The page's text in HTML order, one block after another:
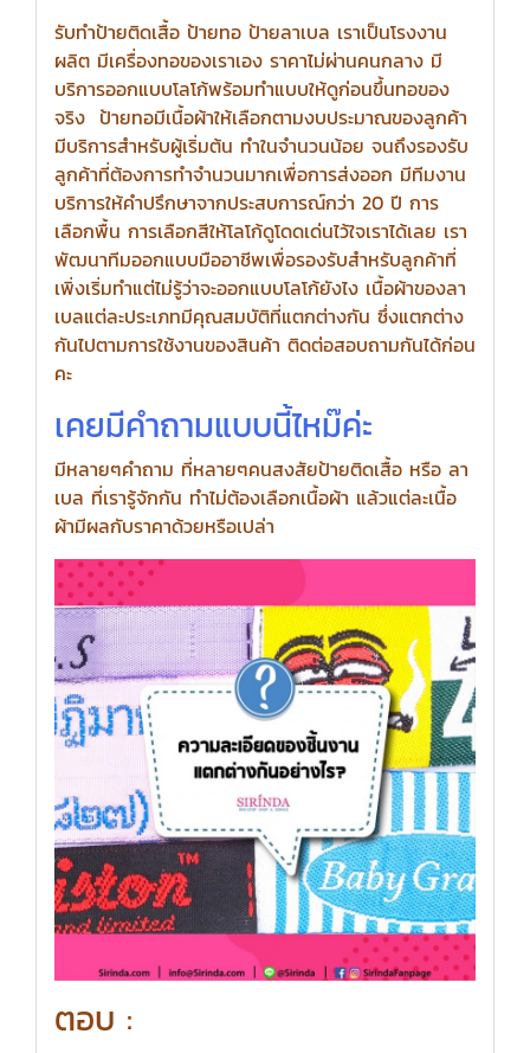
รับทำป้ายติดเสื้อ ป้ายทอ ป้ายลาเบล เราเป็นโรงงาน
ผลิต มีเครื่องทอของเราเอง ราคาไม่ผ่านคนกลาง มี
บริการออกแบบโลโก้พร้อมทำแบบให้ดูก่อนขึ้นทอของ
จริง ป้ายทอมีเนื้อผ้าให้เลือกตามงบประมาณของลูกค้า
มีบริการสำหรับผู้เริ่มต้น ทำในจำนวนน้อย จนถึงรองรับ
ลูกค้าที่ต้องการทำจำนวนมากเพื่อการส่งออก มีทีมงาน
บริการให้คำปรึกษาจากประสบการณ์กว่า 20 ปี การ
เลือกพื้น การเลือกสีให้โลโก้ดูโดดเด่นไว้ใจเราได้เลย เรา
พัฒนาทีมออกแบบมืออาชีพเพื่อรองรับสำหรับลูกค้าที่
เพิ่งเริ่มทำแต่ไม่รู้ว่าจะออกแบบโลโก้ยังไง เนื้อผ้าของลา
เบลแต่ละประเภทมีคุณสมบัติที่แตกต่างกัน ซึ่งแตกต่าง
กันไปตามการใช้งานของสินค้า ติดต่อสอบถามกันได้ก่อน
คะ
เคยมีคำถามแบบนี้ไหม๊ค่ะ
มีหลายๆคำถาม ที่หลายๆคนสงสัยป้ายติดเสื้อ หรือ ลา
เบล ที่เรารู้จักกัน ทำไม่ต้องเลือกเนื้อผ้า แล้วแต่ละเนื้อ
ผ้ามีผลกับราคาด้วยหรือเปล่า
ตอบ :